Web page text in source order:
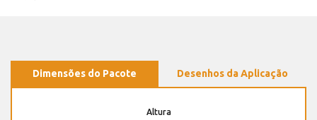
Dimensões do Pacote Desenhos da Aplicação
Altura